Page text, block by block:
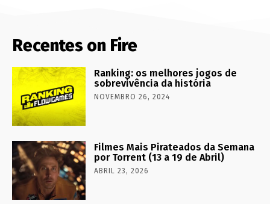
Recentes on Fire
Ranking: os melhores jogos de
sobrevivência da história
NOVEMBRO 26, 2024
Filmes Mais Pirateados da Semana
por Torrent (13 a 19 de Abril)
ABRIL 23, 2026